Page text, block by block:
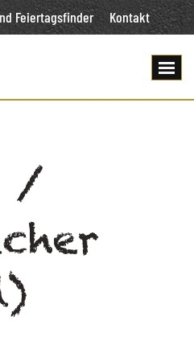
Feiertagsfinder Kontakt
/